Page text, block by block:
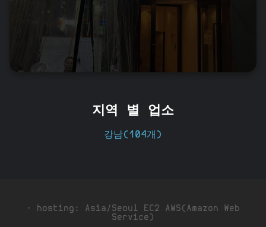
지역 별 업소
강남(104개)
· hosting: Asia/Seoul EC2 AWS(Amazon Web
Service)